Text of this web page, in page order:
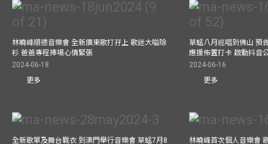
林曉峰順德音樂會 全新廣東歌打孖上 歌迷大嗌除
衫 爸爸專程捧場心情緊張
2024-06-18
更多
草蜢八月巡唱到佛山 預
應援佈置打卡 啟動抖音
2024-06-16
更多
全新歌單及舞台戰衣 到澳門舉行音樂會 草蜢7月8
林曉峰首次個人音樂會